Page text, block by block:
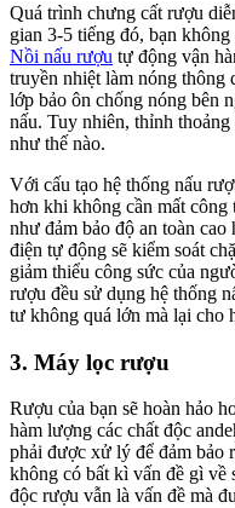
Quá trình chưng cất rượu
gian 3-5 tiếng đó, bạn
Nồi nấu rượu tự động vận
truyền nhiệt làm nóng thông
lớp bảo ôn chống nóng bên
nấu. Tuy nhiên, thỉnh
như thế nào.
Với cấu tạo hệ thống nấu
hơn khi không cần mất
như đảm bảo độ an toàn
điện tự động sẽ kiểm soát
giảm thiểu công sức của
rượu đều sử dụng hệ thống
tư không quá lớn mà lại cho
3. Máy lọc rượu
Rượu của bạn sẽ hoàn hảo
hàm lượng các chất độc
phải được xử lý để đảm bảo
không có bất kì vấn đề gì về
độc rượu vẫn là vấn đề mà